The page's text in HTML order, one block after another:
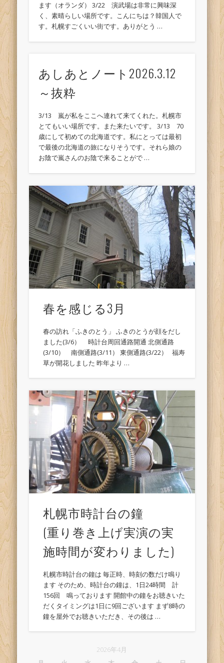
ます（オランダ） 3/22 演武場は非常に興味深
く、素晴らしい場所です。こんにちは？韓国人で
す。札幌すごくいい街です。ありがとう …
あしあとノート2026.3.12
～抜粋
3/13 嵐が私をここへ連れて来てくれた。札幌市
とてもいい場所です。また来たいです。 3/13 70
歳にして初めての北海道です。私にとっては最初
で最後の北海道の旅になりそうです。それら娘の
お陰で嵐さんのお陰で来ることがで …
春を感じる3月
春の訪れ「ふきのとう」 ふきのとうが顔をだし
ました(3/6） 時計台周回通路開通 北側通路
(3/10） 南側通路(3/11） 東側通路(3/22） 福寿
草が開花しました 昨年より …
札幌市時計台の鐘
(重り巻き上げ実演の実
施時間が変わりました)
札幌市時計台の鐘は 毎正時、時刻の数だけ鳴り
ます そのため、時計台の鐘は、1日24時間 計
156回 鳴っております 開館中の鐘をお聴きいた
だくタイミングは1日に9回ございます まず8時の
鐘を屋外でお聴きいただき、その後は …
2026年4月